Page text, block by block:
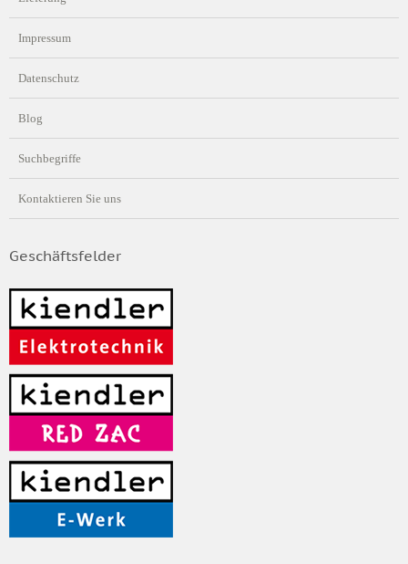
Impressum
Datenschutz
Blog
Suchbegriffe
Kontaktieren Sie uns
Geschäftsfelder